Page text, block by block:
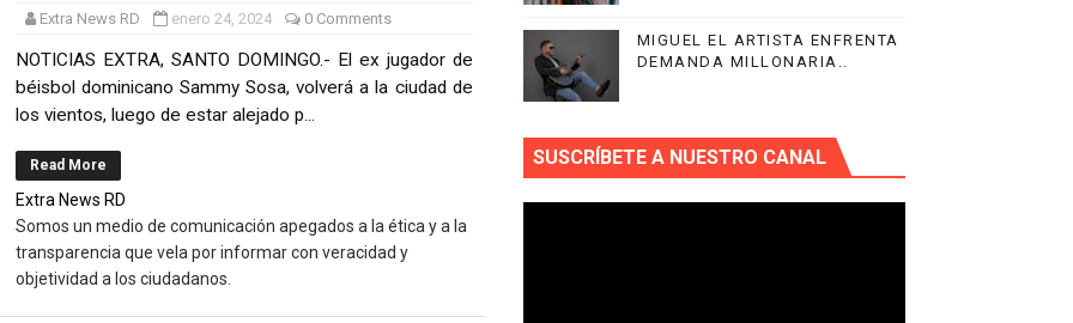
parque Vasco Nuñez de Balboa
acciones ante lluvias; Consejo de Cambio Climático se suma
intensifica labores por lluvias
ESTÁN LISTOS PARA DEVELAR LOS NOMINADOS EN SU DÉCIMA EDICIÓN.
PRIMER LOCKER DEL PAÍS QUE PERMITE RETIRO DE PAQUETES 24 HORAS AL DIA
impulsará grandes transformaciones para el desarrollo de San Juan
Extra News RD enero 24, 2024 0 Comments
NOTICIAS EXTRA, SANTO DOMINGO.- El ex jugador de
béisbol dominicano Sammy Sosa, volverá a la ciudad de
los vientos, luego de estar alejado p...
Read More
Extra News RD
Somos un medio de comunicación apegados a la ética y a la
transparencia que vela por informar con veracidad y
objetividad a los ciudadanos.
MIGUEL EL ARTISTA ENFRENTA
DEMANDA MILLONARIA..
SUSCRÍBETE A NUESTRO CANAL